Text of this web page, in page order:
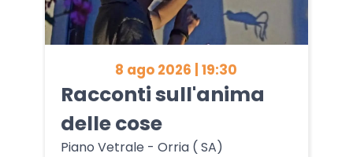
8 ago 2026 | 19:30
Racconti sull'anima
delle cose
Piano Vetrale - Orria ( SA)